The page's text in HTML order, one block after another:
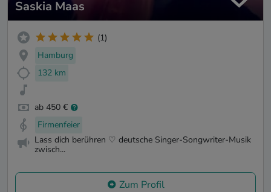
Saskia Maas
(1)
Hamburg
132 km
ab 450 €
Firmenfeier
Lass dich berühren ♡ deutsche Singer-Songwriter-Musik
zwisch...
Zum Profil